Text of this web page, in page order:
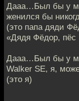
Дааа…Был бы у
женился бы
(это папа дяди
«Дядя Фёдор, пёс
Дааа…Был бы у
Walker SE, я,
(это я)